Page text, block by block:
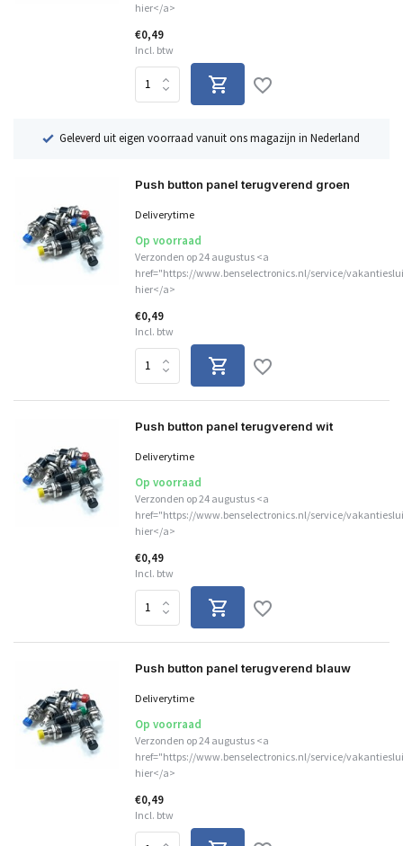
hier</a>
€0,49
Incl. btw
Geleverd uit eigen voorraad vanuit ons magazijn in Nederland
Push button panel terugverend groen
Deliverytime
Op voorraad
Verzonden op 24 augustus <a
href="https://www.benselectronics.nl/service/
hier</a>
€0,49
Incl. btw
Push button panel terugverend wit
Deliverytime
Op voorraad
Verzonden op 24 augustus <a
href="https://www.benselectronics.nl/service/
hier</a>
€0,49
Incl. btw
Push button panel terugverend blauw
Deliverytime
Op voorraad
Verzonden op 24 augustus <a
href="https://www.benselectronics.nl/service/
hier</a>
€0,49
Incl. btw